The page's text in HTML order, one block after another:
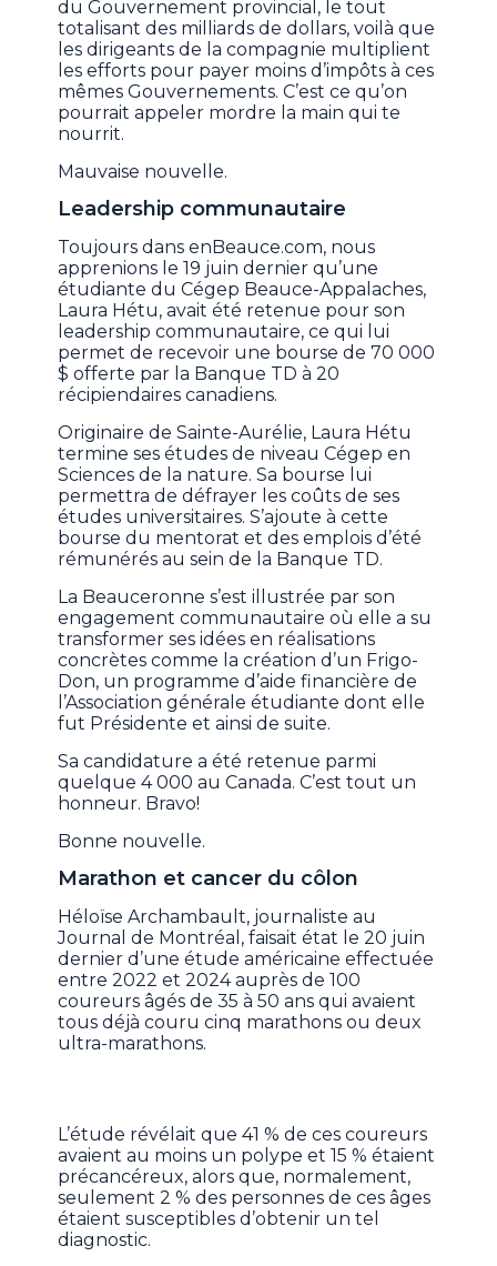
du Gouvernement provincial, le tout
totalisant des milliards de dollars, voilà que
les dirigeants de la compagnie multiplient
les efforts pour payer moins d’impôts à ces
mêmes Gouvernements. C’est ce qu’on
pourrait appeler mordre la main qui te
nourrit.
Mauvaise nouvelle.
Leadership communautaire
Toujours dans enBeauce.com, nous
apprenions le 19 juin dernier qu’une
étudiante du Cégep Beauce-Appalaches,
Laura Hétu, avait été retenue pour son
leadership communautaire, ce qui lui
permet de recevoir une bourse de 70 000
$ offerte par la Banque TD à 20
récipiendaires canadiens.
Originaire de Sainte-Aurélie, Laura Hétu
termine ses études de niveau Cégep en
Sciences de la nature. Sa bourse lui
permettra de défrayer les coûts de ses
études universitaires. S’ajoute à cette
bourse du mentorat et des emplois d’été
rémunérés au sein de la Banque TD.
La Beauceronne s’est illustrée par son
engagement communautaire où elle a su
transformer ses idées en réalisations
concrètes comme la création d’un Frigo-
Don, un programme d’aide financière de
l’Association générale étudiante dont elle
fut Présidente et ainsi de suite.
Sa candidature a été retenue parmi
quelque 4 000 au Canada. C’est tout un
honneur. Bravo!
Bonne nouvelle.
Marathon et cancer du côlon
Héloïse Archambault, journaliste au
Journal de Montréal, faisait état le 20 juin
dernier d’une étude américaine effectuée
entre 2022 et 2024 auprès de 100
coureurs âgés de 35 à 50 ans qui avaient
tous déjà couru cinq marathons ou deux
ultra-marathons.
L’étude révélait que 41 % de ces coureurs
avaient au moins un polype et 15 % étaient
précancéreux, alors que, normalement,
seulement 2 % des personnes de ces âges
étaient susceptibles d’obtenir un tel
diagnostic.